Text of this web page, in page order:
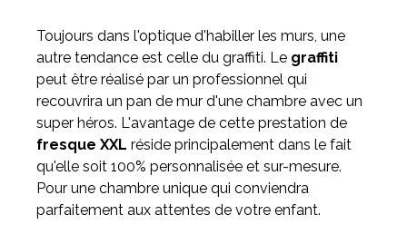
Toujours dans l'optique d'habiller les murs, une
autre tendance est celle du graffiti. Le graffiti
peut être réalisé par un professionnel qui
recouvrira un pan de mur d'une chambre avec un
super héros. L'avantage de cette prestation de
fresque XXL réside principalement dans le fait
qu'elle soit 100% personnalisée et sur-mesure.
Pour une chambre unique qui conviendra
parfaitement aux attentes de votre enfant.